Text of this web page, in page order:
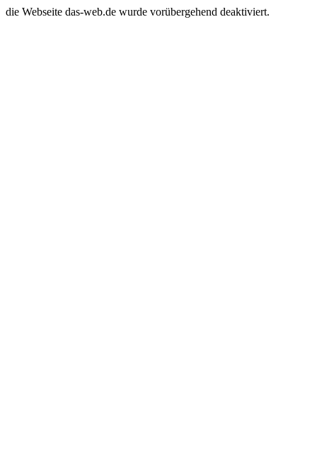
die Webseite das-web.de wurde vorübergehend deaktiviert.